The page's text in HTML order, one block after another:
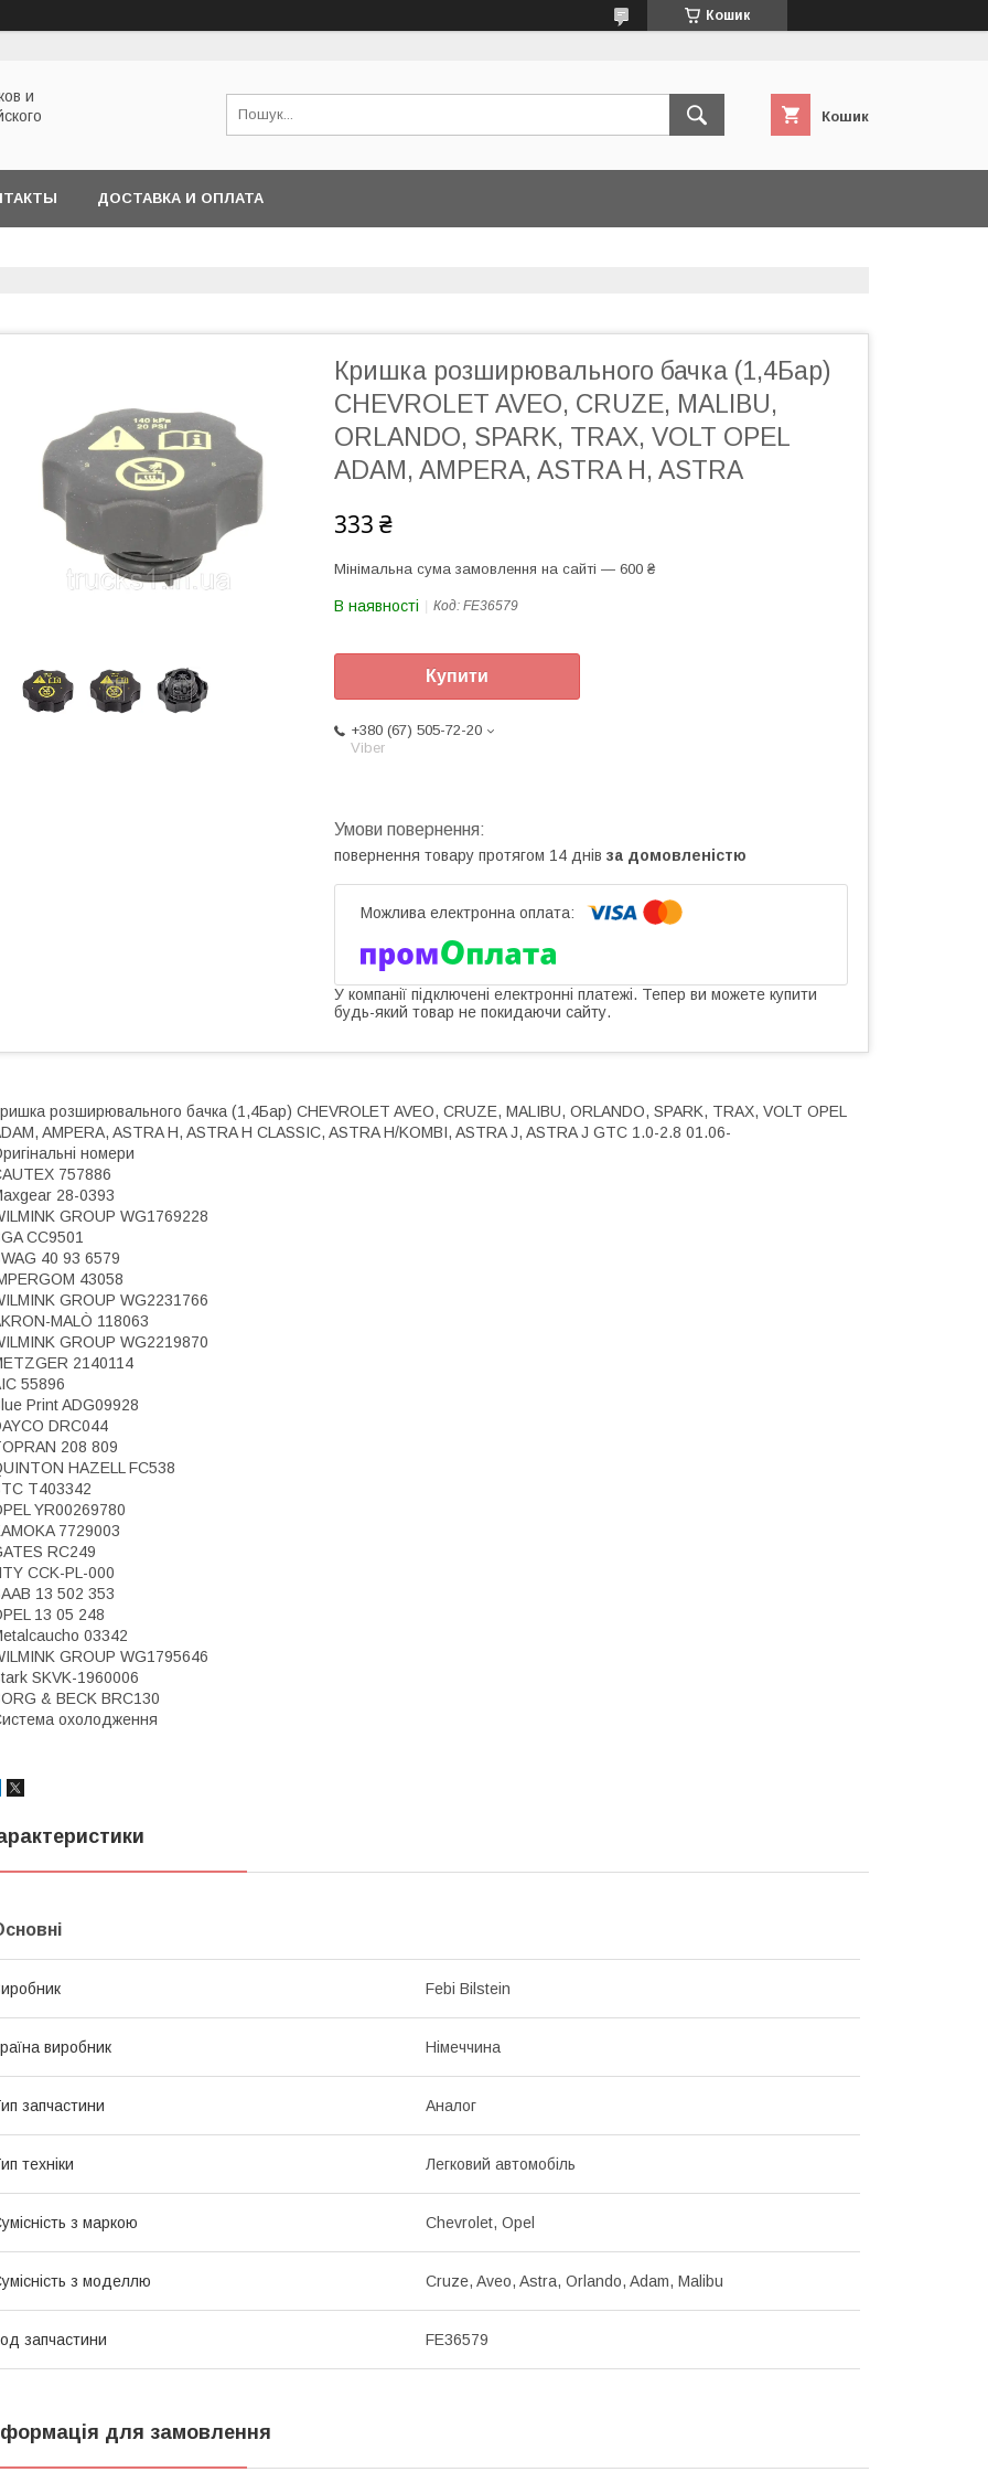
Кошик
и
Кошик
ДОСТАВКА И ОПЛАТА
Кришка розширювального бачка (1,4Бар)
CHEVROLET AVEO, CRUZE, MALIBU,
ORLANDO, SPARK, TRAX, VOLT OPEL
ADAM, AMPERA, ASTRA H, ASTRA
333 ₴
Мінімальна сума замовлення на сайті — 600 ₴
В наявності Код: FE36579
Купити
+380 (67) 505-72-20
Viber
повернення товару протягом 14 днів за домовленістю
У компанії підключені електронні платежі. Тепер ви можете купити
будь-який товар не покидаючи сайту.
розширювального бачка (1,4Бар) CHEVROLET AVEO, CRUZE, MALIBU, ORLANDO, SPARK, TRAX, VOLT OPEL
AMPERA, ASTRA H, ASTRA H CLASSIC, ASTRA H/KOMBI, ASTRA J, ASTRA J GTC 1.0-2.8 01.06-
номери
757886
28-0393
GROUP WG1769228
CC9501
40 93 6579
43058
GROUP WG2231766
MALÒ 118063
GROUP WG2219870
2140114
55896
Print ADG09928
DRC044
208 809
HAZELL FC538
T403342
YR00269780
7729003
RC249
CCK-PL-000
13 502 353
13 05 248
03342
GROUP WG1795646
SKVK-1960006
& BECK BRC130
охолодження
Febi Bilstein
виробник Німеччина
запчастини Аналог
техніки Легковий автомобіль
з маркою Chevrolet, Opel
з моделлю Cruze, Aveo, Astra, Orlando, Adam, Malibu
запчастини FE36579
для замовлення